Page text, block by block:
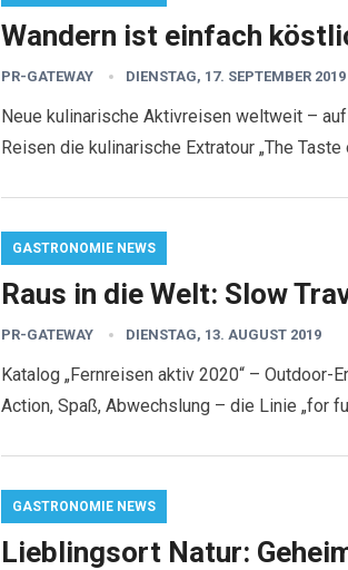
Wandern ist einfach
PR-GATEWAY DIENSTAG, 17. SEPTEMBER 2019
Neue kulinarische Aktivreisen weltweit –
Reisen die kulinarische Extratour „The
GASTRONOMIE NEWS
Raus in die Welt: Slow
PR-GATEWAY DIENSTAG, 13. AUGUST 2019
Katalog „Fernreisen aktiv 2020“ –
Action, Spaß, Abwechslung – die Linie „for
GASTRONOMIE NEWS
Lieblingsort Natur: